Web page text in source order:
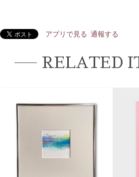
アプリで見る 通報する
RELATED